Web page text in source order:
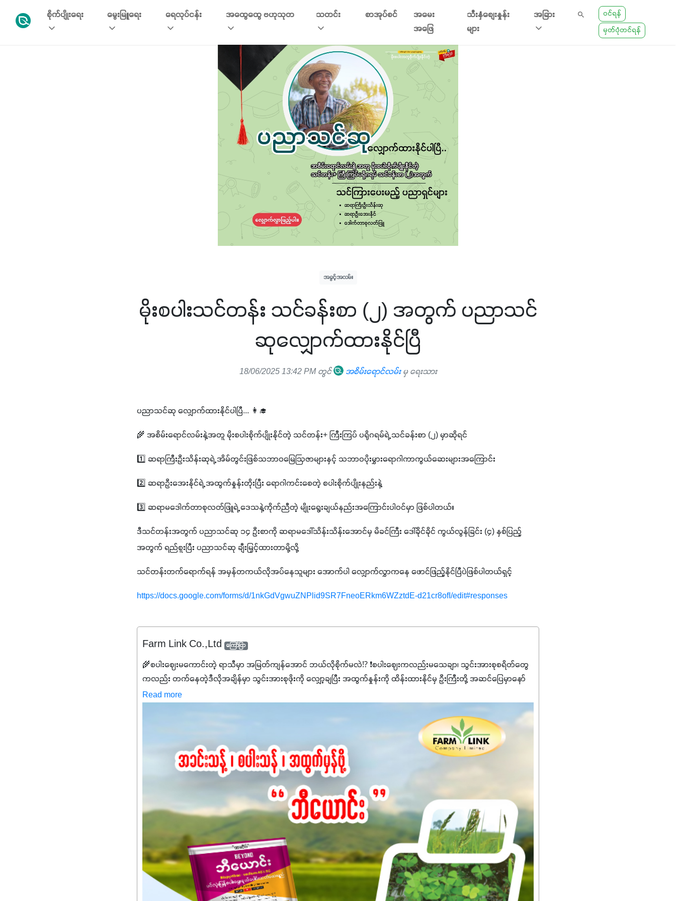
စိုက်ပျိုးရေး မွေးမြူရေး ရေလုပ်ငန်း အထွေထွေ ဗဟုသုတ သတင်း စာအုပ်စင်
အမေး
အဖြေ
သီးနှံစျေးနှုန်း
များ
အခြား
ဝင်ရန်
မှတ်ပုံတင်ရန်
အခွင့်အလမ်း
မိုးစပါးသင်တန်း သင်ခန်းစာ (၂) အတွက် ပညာသင်
ဆုလျှောက်ထားနိုင်ပြီ
18/06/2025 13:42 PM တွင် အစိမ်းရောင်လမ်းမှ ရေးသား
ပညာသင်ဆု လျှောက်ထားနိုင်ပါပြီ... 👩‍🎓
🌾 အစိမ်းရောင်လမ်းနဲ့အတူ မိုးစပါးစိုက်ပျိုးနိုင်တဲ့ သင်တန်း+ ကြီးကြပ် ပရိုဂရမ်ရဲ့ သင်ခန်းစာ (၂) မှာဆိုရင်
1️⃣ ဆရာကြီးဦးသိန်းဆုရဲ့ အိမ်တွင်းဖြစ်သဘာဝ​မြေဩဇာများနှင့် သဘာဝပိုးမွှား​ရောဂါကာကွယ်​ဆေးများအကြောင်း
2️⃣ ဆရာဦးအေးနိုင်ရဲ့ အထွက်နှုန်းတိုးပြီး ရောဂါကင်းစေတဲ့ စပါးစိုက်ပျိုးနည်းနဲ့
3️⃣ ဆရာမဒေါက်တာစုလတ်ဖြူရဲ့ ဒေသနဲ့ကိုက်ညီတဲ့ မျိုးရွေးချယ်နည်းအကြောင်းပါဝင်မှာ ဖြစ်ပါတယ်။
ဒီသင်တန်းအတွက် ပညာသင်ဆု ၁၄ ဦးစာကို ဆရာမဒေါ်သိန်းသိန်းအောင်မှ မိခင်ကြီး ဒေါ်ခိုင်ခိုင် ကွယ်လွန်ခြင်း (၄) နှစ်ပြည့်
အတွက် ရည်စူးပြီး ပညာသင်ဆု ချီးမြှင့်ထားတာမို့လို့
သင်တန်းတက်ရောက်ရန် အမှန်တကယ်လိုအပ်နေသူများ အောက်ပါ လျှောက်လွှာကနေ ဖောင်ဖြည့်နိုင်ပြီပဲဖြစ်ပါတယ်ရှင့်
https://docs.google.com/forms/d/1nkGdVgwuZNPlid9SR7FneoERkm6WZztdE-d21cr8ofI/edit#responses
Farm Link Co.,Ltd ကြော်ငြာ
🌾စပါးဈေးမကောင်းတဲ့ ရာသီမှာ အမြတ်ကျန်အောင် ဘယ်လိုစိုက်မလဲ⁉️ ❗စပါးဈေးကလည်းမသေချာ၊ သွင်းအားစုစရိတ်တွေ
ကလည်း တက်နေတဲ့ဒီလိုအချိန်မှာ သွင်းအားစုဖိုးကို လျှော့ချပြီး အထွက်နှုန်းကို ထိန်းထားနိုင်မှ ဦးကြီးတို့ အဆင်ပြေမှာနော်
✔️ဒါကြောင့် ကိုယ်သုံးသမျှ ကိုယ့်အတွက်အကျိုးရစေမယ့် အရည်အသွေးစိတ်ချရတဲ့ သွင်းအားစုပစ္စည်းတွေကိုပဲ ရွေးချယ်သုံး
Read more